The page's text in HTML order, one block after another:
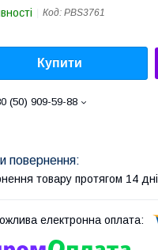
Код: PBS3761
Купити
(50) 909-59-88
товару протягом 14